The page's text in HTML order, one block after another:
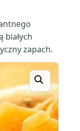
zapach.